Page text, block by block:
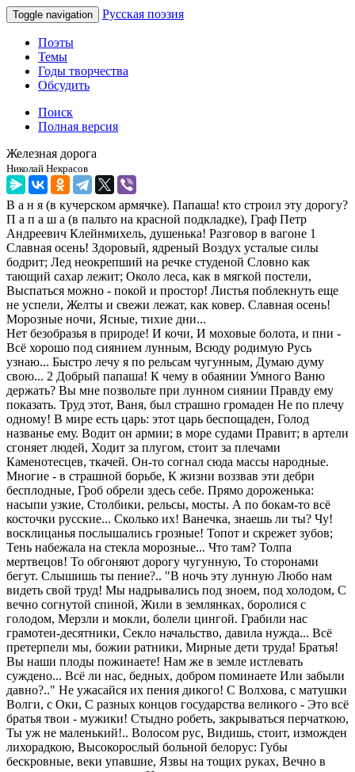
Toggle navigation Русская поэзия
Поэты
Темы
Годы творчества
Обсудить
Поиск
Полная версия
Железная дорога
Николай Некрасов
В а н я (в кучерском армячке). Папаша! кто строил эту дорогу?
П а п а ш а (в пальто на красной подкладке), Граф Петр
Андреевич Клейнмихель, душенька! Разговор в вагоне 1
Славная осень! Здоровый, ядреный Воздух усталые силы
бодрит; Лед неокрепший на речке студеной Словно как
тающий сахар лежит; Около леса, как в мягкой постели,
Выспаться можно - покой и простор! Листья поблекнуть еще
не успели, Желты и свежи лежат, как ковер. Славная осень!
Морозные ночи, Ясные, тихие дни...
Нет безобразья в природе! И кочи, И моховые болота, и пни -
Всё хорошо под сиянием лунным, Всюду родимую Русь
узнаю... Быстро лечу я по рельсам чугунным, Думаю думу
свою... 2 Добрый папаша! К чему в обаянии Умного Ваню
держать? Вы мне позвольте при лунном сиянии Правду ему
показать. Труд этот, Ваня, был страшно громаден Не по плечу
одному! В мире есть царь: этот царь беспощаден, Голод
названье ему. Водит он армии; в море судами Правит; в артели
сгоняет людей, Ходит за плугом, стоит за плечами
Каменотесцев, ткачей. Он-то согнал сюда массы народные.
Многие - в страшной борьбе, К жизни воззвав эти дебри
бесплодные, Гроб обрели здесь себе. Прямо дороженька:
насыпи узкие, Столбики, рельсы, мосты. А по бокам-то всё
косточки русские... Сколько их! Ванечка, знаешь ли ты? Чу!
восклицанья послышались грозные! Топот и скрежет зубов;
Тень набежала на стекла морозные... Что там? Толпа
мертвецов! То обгоняют дорогу чугунную, То сторонами
бегут. Слышишь ты пение?.. "В ночь эту лунную Любо нам
видеть свой труд! Мы надрывались под зноем, под холодом, С
вечно согнутой спиной, Жили в землянках, боролися с
голодом, Мерзли и мокли, болели цингой. Грабили нас
грамотеи-десятники, Секло начальство, давила нужда... Всё
претерпели мы, божии ратники, Мирные дети труда! Братья!
Вы наши плоды пожинаете! Нам же в земле истлевать
суждено... Всё ли нас, бедных, добром поминаете Или забыли
давно?.." Не ужасайся их пения дикого! С Волхова, с матушки
Волги, с Оки, С разных концов государства великого - Это всё
братья твои - мужики! Стыдно робеть, закрываться перчаткою,
Ты уж не маленький!.. Волосом рус, Видишь, стоит, изможден
лихорадкою, Высокорослый больной белорус: Губы
бескровные, веки упавшие, Язвы на тощих руках, Вечно в